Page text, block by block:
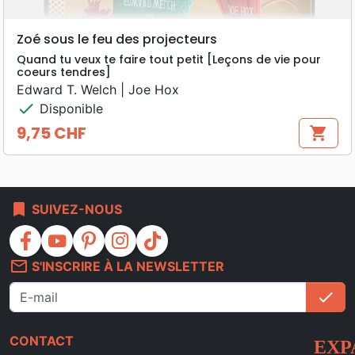
Zoé sous le feu des projecteurs
Quand tu veux te faire tout petit [Leçons de vie pour
coeurs tendres]
Edward T. Welch | Joe Hox
check Disponible
Prix
9,75 CHF shopping_cart
bookmark SUIVEZ-NOUS
facebook youtube pinterest instagram
tiktok
mail_outline S'INSCRIRE À LA NEWSLETTER
check
CONTACT